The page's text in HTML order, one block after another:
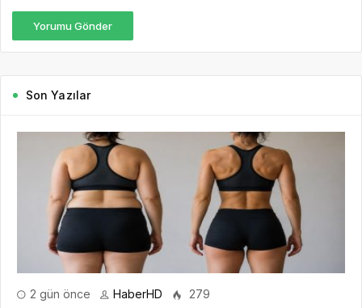
Yorumu Gönder
Son Yazılar
2 gün önce HaberHD 279